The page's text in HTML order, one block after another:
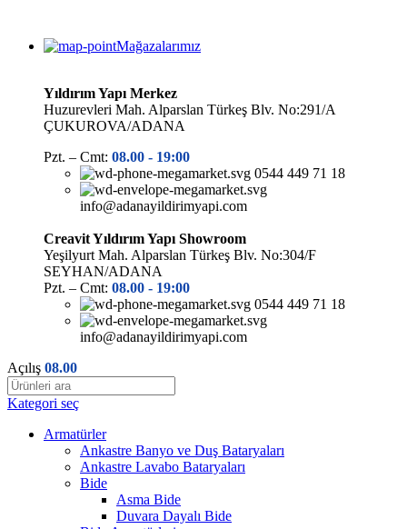
Mağazalarımız
Yıldırım Yapı Merkez
Huzurevleri Mah. Alparslan Türkeş Blv. No:291/A
ÇUKUROVA/ADANA
Pzt. – Cmt: 08.00 - 19:00
0544 449 71 18
info@adanayildirimyapi.com
Creavit Yıldırım Yapı Showroom
Yeşilyurt Mah. Alparslan Türkeş Blv. No:304/F
SEYHAN/ADANA
Pzt. – Cmt: 08.00 - 19:00
0544 449 71 18
info@adanayildirimyapi.com
Açılış 08.00
Kategori seç
Armatürler
Ankastre Banyo ve Duş Bataryaları
Ankastre Lavabo Bataryaları
Bide
Asma Bide
Duvara Dayalı Bide